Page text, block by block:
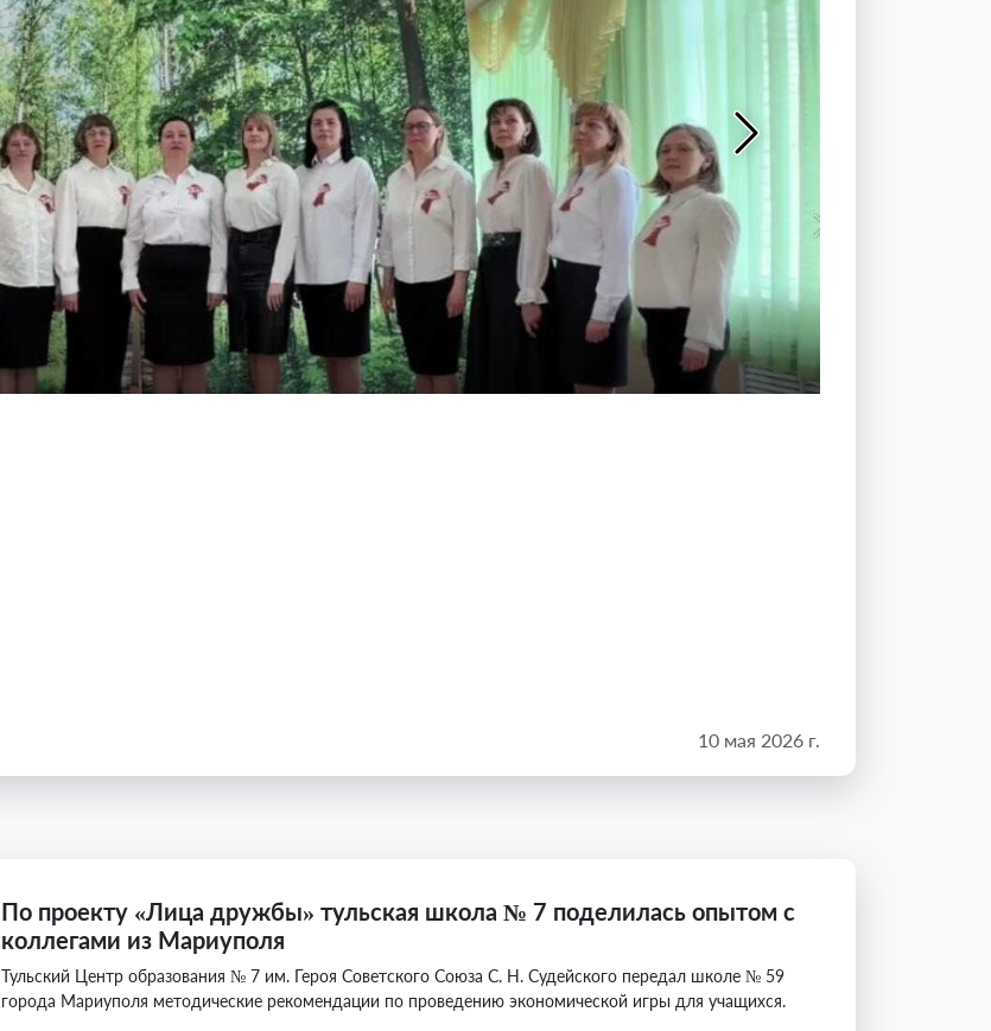
10 мая 2026 г.
По проекту «Лица дружбы» тульская школа № 7 поделилась опытом с
коллегами из Мариуполя
Тульский Центр образования № 7 им. Героя Советского Союза С. Н. Судейского передал школе № 59
города Мариуполя методические рекомендации по проведению экономической игры для учащихся.